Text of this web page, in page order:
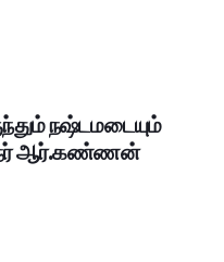
நஷ்டமடையும்
ஆர்.கண்ணன்